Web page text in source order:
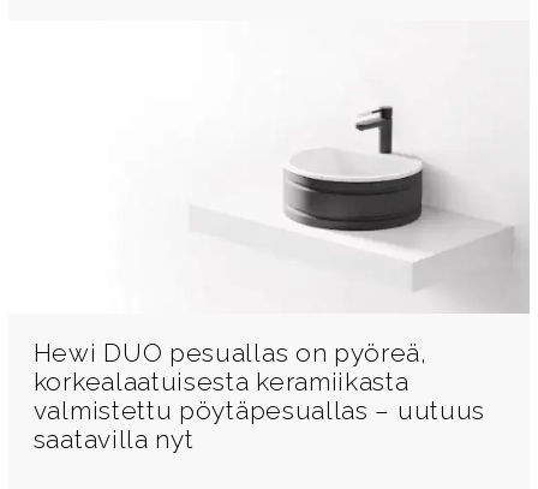
Hewi DUO pesuallas on pyöreä,
korkealaatuisesta keramiikasta
valmistettu pöytäpesuallas – uutuus
saatavilla nyt